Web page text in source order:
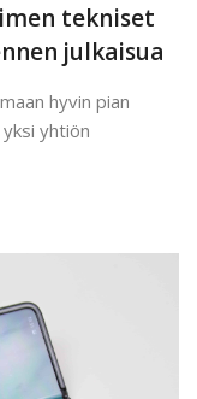
tekniset
julkaisua
hyvin pian
yhtiön